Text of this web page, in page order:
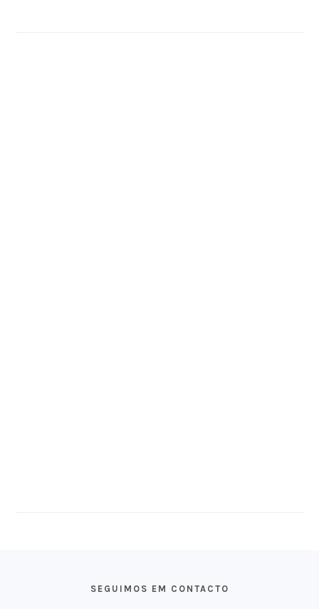
SEGUIMOS EM CONTACTO